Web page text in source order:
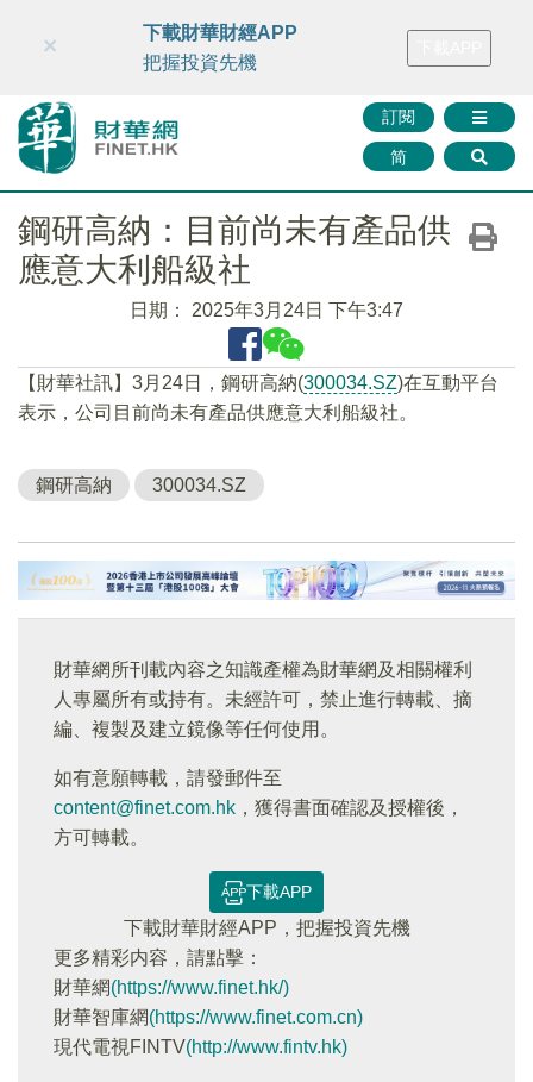
財華智庫網 FINTV FINMETA 財華證券 媒體矩陣
訂閱
简
×
下載財華財經APP
把握投資先機
鋼研高納：目前尚未有產品供
應意大利船級社
日期： 2025年3月24日 下午3:47
【財華社訊】3月24日，鋼研高納(300034.SZ)在互動平台
表示，公司目前尚未有產品供應意大利船級社。
鋼研高納 300034.SZ
財華網所刊載內容之知識產權為財華網及相關權利
人專屬所有或持有。未經許可，禁止進行轉載、摘
編、複製及建立鏡像等任何使用。
如有意願轉載，請發郵件至
content@finet.com.hk ，獲得書面確認及授權後，
方可轉載。
下載APP
下載財華財經APP，把握投資先機
更多精彩内容，請點擊：
財華網(https://www.finet.hk/)
財華智庫網(https://www.finet.com.cn)
現代電視FINTV(http://www.fintv.hk)